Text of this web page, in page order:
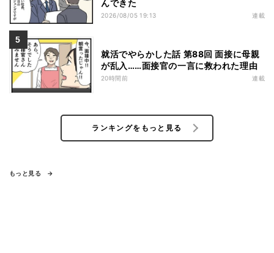
んできた
2026/08/05 19:13 連載
就活でやらかした話 第88回 面接に母親
が乱入……面接官の一言に救われた理由
20時間前 連載
ランキングをもっと見る
もっと見る